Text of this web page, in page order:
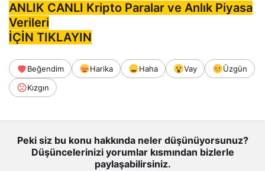
ANLIK CANLI Kripto Paralar ve Anlık Piyasa
Verileri
İÇİN TIKLAYIN
Beğendim Harika Haha Vay
Üzgün
Kızgın
Peki siz bu konu hakkında neler düşünüyorsunuz?
Düşüncelerinizi yorumlar kısmından bizlerle
paylaşabilirsiniz.